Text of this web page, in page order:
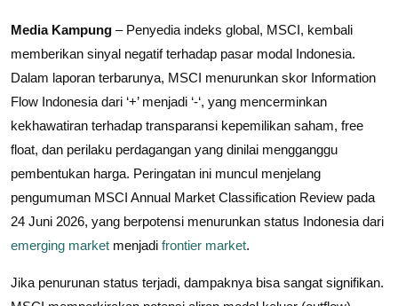
Media Kampung – Penyedia indeks global, MSCI, kembali
memberikan sinyal negatif terhadap pasar modal Indonesia.
Dalam laporan terbarunya, MSCI menurunkan skor Information
Flow Indonesia dari ‘+’ menjadi ‘-‘, yang mencerminkan
kekhawatiran terhadap transparansi kepemilikan saham, free
float, dan perilaku perdagangan yang dinilai mengganggu
pembentukan harga. Peringatan ini muncul menjelang
pengumuman MSCI Annual Market Classification Review pada
24 Juni 2026, yang berpotensi menurunkan status Indonesia dari
emerging market menjadi frontier market.
Jika penurunan status terjadi, dampaknya bisa sangat signifikan.